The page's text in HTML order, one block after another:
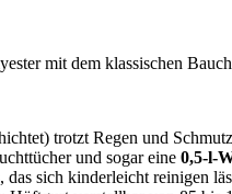
mit dem klassischen
trotzt Regen und
und sogar eine 0,5-l-
sich kinderleicht reinigen